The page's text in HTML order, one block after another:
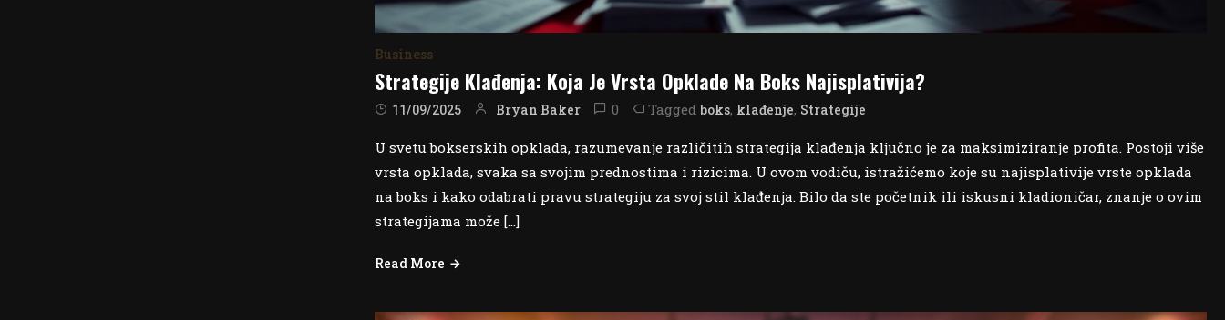
Business
Strategije Klađenja: Koja Je Vrsta Opklade Na Boks Najisplativija?
11/09/2025 Bryan Baker 0 Taggedboks, klađenje, Strategije
U svetu bokserskih opklada, razumevanje različitih strategija klađenja ključno je za maksimiziranje profita. Postoji više
vrsta opklada, svaka sa svojim prednostima i rizicima. U ovom vodiču, istražićemo koje su najisplativije vrste opklada
na boks i kako odabrati pravu strategiju za svoj stil klađenja. Bilo da ste početnik ili iskusni kladioničar, znanje o ovim
strategijama može […]
Read More